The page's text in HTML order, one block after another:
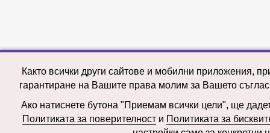
Както всички други сайтове и мобилни приложения,
гарантиране на Вашите права молим за Вашето
Ако натиснете бутона "Приемам всички цели", ще
Политиката за поверителност и Политиката за